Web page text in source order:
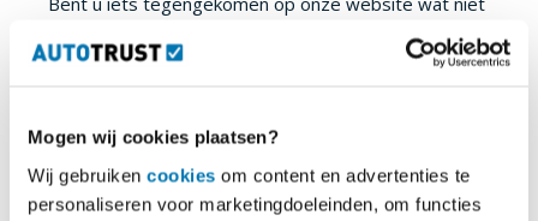
Mogen wij cookies plaatsen?
Wij gebruiken cookies om content en advertenties te
personaliseren voor marketingdoeleinden, om functies
klopt? Geef dit alstublieft aan ons door, zodat wij dit
indien nodig kunnen corrigeren of aanpassen. Voor
door naar het contactformulier
Auteursrechten